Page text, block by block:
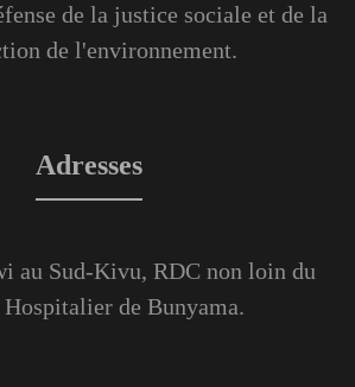
de la justice sociale et de la
de l'environnement.
Adresses
au Sud-Kivu, RDC non loin du
Hospitalier de Bunyama.